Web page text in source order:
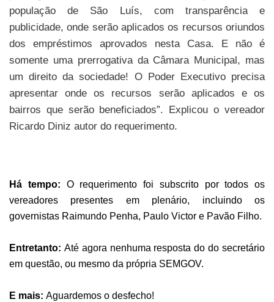
população de São Luís, com transparência e
publicidade, onde serão aplicados os recursos oriundos
dos empréstimos aprovados nesta Casa. E não é
somente uma prerrogativa da Câmara Municipal, mas
um direito da sociedade! O Poder Executivo precisa
apresentar onde os recursos serão aplicados e os
bairros que serão beneficiados”. Explicou o vereador
Ricardo Diniz autor do requerimento.
Há tempo: O requerimento foi subscrito por todos os
vereadores presentes em plenário, incluindo os
governistas Raimundo Penha, Paulo Victor e Pavão Filho.
Entretanto: Até agora nenhuma resposta do do secretário
em questão, ou mesmo da própria SEMGOV.
E mais: Aguardemos o desfecho!